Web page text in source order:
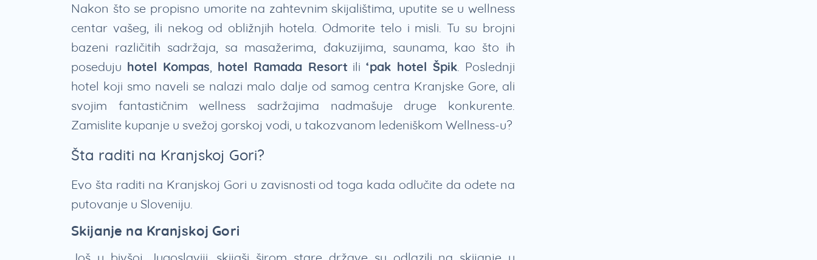
Nakon što se propisno umorite na zahtevnim skijalištima, uputite se u wellness
centar vašeg, ili nekog od obližnjih hotela. Odmorite telo i misli. Tu su brojni
bazeni različitih sadržaja, sa masažerima, đakuzijima, saunama, kao što ih
poseduju hotel Kompas, hotel Ramada Resort ili‘pak hotel Špik. Poslednji
hotel koji smo naveli se nalazi malo dalje od samog centra Kranjske Gore, ali
svojim fantastičnim wellness sadržajima nadmašuje druge konkurente.
Zamislite kupanje u svežoj gorskoj vodi, u takozvanom ledeniškom Wellness-u?
Šta raditi na Kranjskoj Gori?
Evo šta raditi na Kranjskoj Gori u zavisnosti od toga kada odlučite da odete na
putovanje u Sloveniju.
Skijanje na Kranjskoj Gori